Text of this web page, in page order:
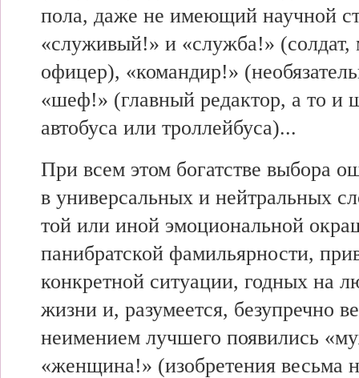
пола, даже не имеющий научной
«служивый!» и «служба!» (солдат,
офицер), «командир!»
«шеф!» (главный редактор, а то и
автобуса или троллейбуса)...
При всем этом богатстве выбора
в универсальных и нейтральных
той или иной эмоциональной
панибратской фамильярности,
конкретной ситуации, годных на
жизни и, разумеется, безупречно
неимением лучшего появились
«женщина!» (изобретения весьма